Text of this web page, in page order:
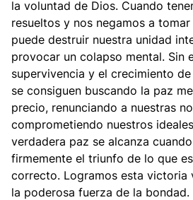
la voluntad de Dios. Cuando
resueltos y nos negamos a
puede destruir nuestra unidad
provocar un colapso mental. Sin
supervivencia y el crecimiento
se consiguen buscando la paz
precio, renunciando a nuestras
comprometiendo nuestros
verdadera paz se alcanza
firmemente el triunfo de lo que
correcto. Logramos esta victoria
la poderosa fuerza de la bondad.